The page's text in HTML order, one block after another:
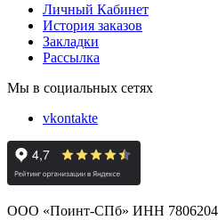
Личный Кабинет
История заказов
Закладки
Рассылка
Мы в социальных сетях
vkontakte
ООО «Поинт-СПб» ИНН